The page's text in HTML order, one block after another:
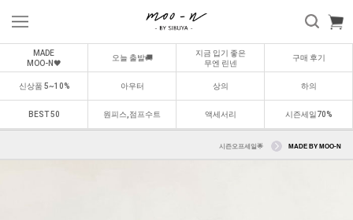
MADE
MOO-N🖤
오늘 출발🚚
지금 입기 좋은
무엔 린넨
구매 후기
신상품 5~10% 아우터 상의 하의
BEST 50 원피스,점프수트 액세서리 시즌세일70%
시즌오프세일🌟 MADE BY MOO-N